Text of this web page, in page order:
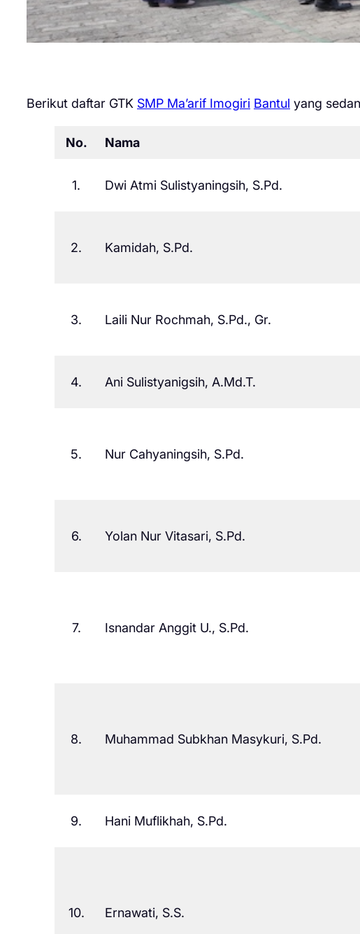
Berikut daftar GTK SMP Ma’arif Imogiri Bantul yang
No. Nama
1. Dwi Atmi Sulistyaningsih, S.Pd.
2. Kamidah, S.Pd.
3. Laili Nur Rochmah, S.Pd., Gr.
4. Ani Sulistyanigsih, A.Md.T.
5. Nur Cahyaningsih, S.Pd.
6. Yolan Nur Vitasari, S.Pd.
7. Isnandar Anggit U., S.Pd.
8. Muhammad Subkhan Masykuri, S.Pd.
9. Hani Muflikhah, S.Pd.
10. Ernawati, S.S.